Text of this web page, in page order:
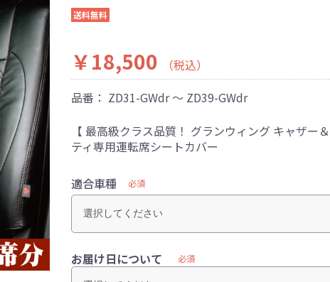
送料無料
￥18,500
（税込）
品番： ZD31-GWdr ～ ZD39-GWdr
【 最高級クラス品質！ グランウィング キャザー
ティ専用運転席シートカバー
適合車種 必須
お届け日について 必須